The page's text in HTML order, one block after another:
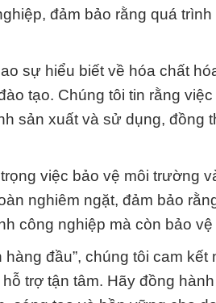
đảm bảo rằng quá
sự hiểu biết về hóa chất
tạo. Chúng tôi tin rằng
sản xuất và sử dụng, đồng
việc bảo vệ môi trường
nghiêm ngặt, đảm bảo
công nghiệp mà còn bảo
đầu”, chúng tôi cam
trợ tận tâm. Hãy đồng